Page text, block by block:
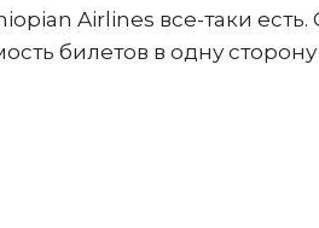
Airlines все-таки
билетов в одну